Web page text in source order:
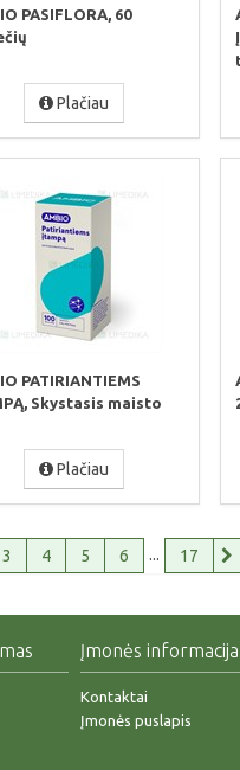
PASIFLORA, 60
Plačiau
PATIRIANTIEMS
Skystasis maisto
Plačiau
3 4 5 6 ... 17
Įmonės informacija
Kontaktai
Įmonės puslapis